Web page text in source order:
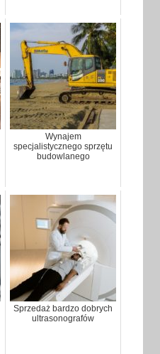
Wynajem
specjalistycznego sprzętu
budowlanego
Sprzedaż bardzo dobrych
ultrasonografów